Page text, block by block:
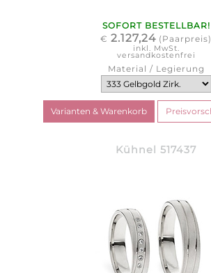
SOFORT BESTELLBAR!
€ 2.127,24 (Paarpreis)
inkl. MwSt.
versandkostenfrei
Material / Legierung
Kühnel 517437